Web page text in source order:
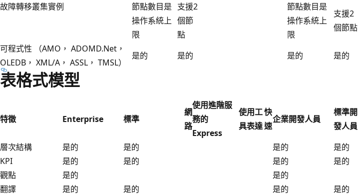
故障轉移叢集實例
節點數目是
操作系統上
限
支援2
個節
點
節點數目是
操作系統上
限
支援2
個節點
可程式性 （AMO， ADOMD.Net，
OLEDB， XML/A， ASSL， TMSL）
是的 是的 是的 是的
表格式模型
特徵 Enterprise 標準
網
路
使用進階服
務的
Express
使用工
具表達
快
速
企業開發人員
標準開
發人員
層次結構
是的 是的 是的
是的
KPI
是的 是的 是的
是的
觀點
是的
是的
翻譯
是的 是的 是的
是的